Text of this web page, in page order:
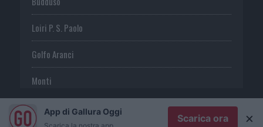
Loiri P. S. Paolo
Golfo Aranci
Monti
TeltiApp di Gallura Oggi
Scarica ora ×